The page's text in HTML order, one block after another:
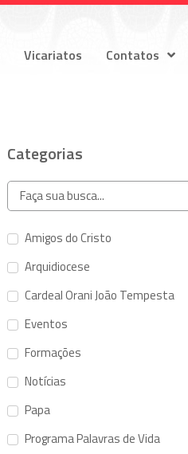
Vicariatos Contatos
Categorias
Amigos do Cristo
Arquidiocese
Cardeal Orani João Tempesta
Eventos
Formações
Notícias
Papa
Programa Palavras de Vida